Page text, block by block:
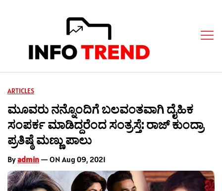
ARTICLES
ಮೂವರು ನನ್ನೊಂದಿಗೆ ಬಲವಂತವಾಗಿ ದೈಹಿಕ
ಸಂಪರ್ಕ ಮಾಡಿದ್ದರೆಂದ ಸಂತ್ರಸ್ತೆ: ರಾಜ್ ಕುಂದ್ರಾ
ಪ್ರತಿಷ್ಠೆ ಮಣ್ಣು ಪಾಲು
Byadmin — ON Aug 09, 2021